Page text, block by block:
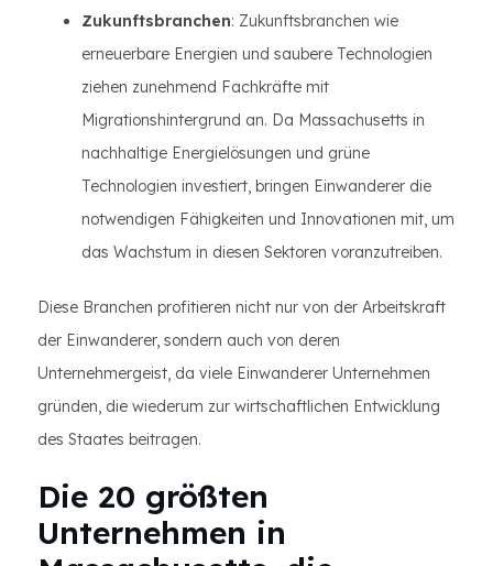
Zukunftsbranchen: Zukunftsbranchen wie
erneuerbare Energien und saubere Technologien
ziehen zunehmend Fachkräfte mit
Migrationshintergrund an. Da Massachusetts in
nachhaltige Energielösungen und grüne
Technologien investiert, bringen Einwanderer die
notwendigen Fähigkeiten und Innovationen mit, um
das Wachstum in diesen Sektoren voranzutreiben.
Diese Branchen profitieren nicht nur von der Arbeitskraft
der Einwanderer, sondern auch von deren
Unternehmergeist, da viele Einwanderer Unternehmen
gründen, die wiederum zur wirtschaftlichen Entwicklung
des Staates beitragen.
Die 20 größten
Unternehmen in